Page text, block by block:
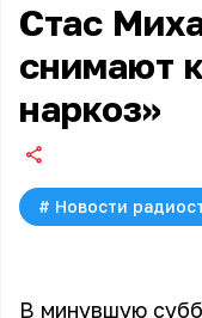
Стас
снимают
наркоз»
# Новости
В минувшую